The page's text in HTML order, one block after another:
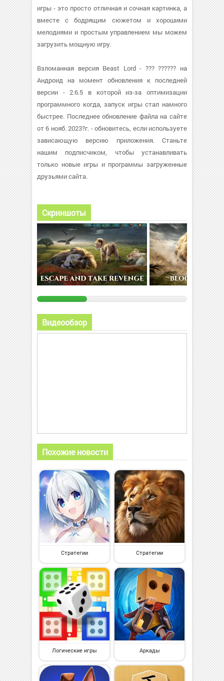
игры - это просто отличная и сочная картинка, а
вместе с бодрящим сюжетом и хорошими
мелодиями и простым управлением мы можем
загрузить мощную игру.
Взломанная версия Beast Lord - ??? ?????? на
Андроид на момент обновления к последней
версии - 2.6.5 в которой из-за оптимизации
программного когда, запуск игры стал намного
быстрее. Последнее обновление файла на сайте
от 6 нояб. 2023?г. - обновитесь, если используете
зависающую версию приложения. Станьте
нашим подписчиком, чтобы устанавливать
только новые игры и программы загруженные
друзьями сайта.
Скриншоты
Видеообзор
Похожие новости
Стратегии Стратегии
Логические игры Аркады